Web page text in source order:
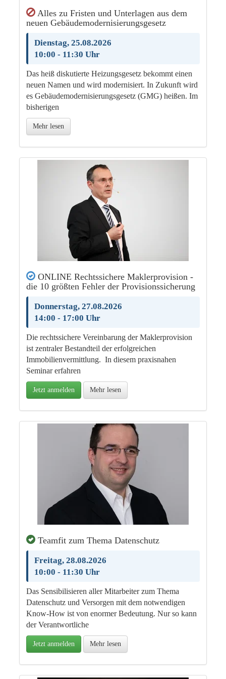
Alles zu Fristen und Unterlagen aus dem
neuen Gebäudemodernisierungsgesetz
Dienstag, 25.08.2026
10:00 - 11:30 Uhr
Das heiß diskutierte Heizungsgesetz bekommt einen
neuen Namen und wird modernisiert. In Zukunft wird
es Gebäudemodernisierungsgesetz (GMG) heißen. Im
bisherigen
Mehr lesen
ONLINE Rechtssichere Maklerprovision -
die 10 größten Fehler der Provisionssicherung
Donnerstag, 27.08.2026
14:00 - 17:00 Uhr
Die rechtssichere Vereinbarung der Maklerprovision
ist zentraler Bestandteil der erfolgreichen
Immobilienvermittlung. In diesem praxisnahen
Seminar erfahren
Jetzt anmelden Mehr lesen
Teamfit zum Thema Datenschutz
Freitag, 28.08.2026
10:00 - 11:30 Uhr
Das Sensibilisieren aller Mitarbeiter zum Thema
Datenschutz und Versorgen mit dem notwendigen
Know-How ist von enormer Bedeutung. Nur so kann
der Verantwortliche
Jetzt anmelden Mehr lesen